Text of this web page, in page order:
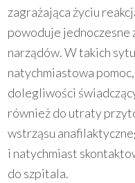
zagrażająca życiu
powoduje jednoczesne
narządów. W takich
natychmiastowa
dolegliwości
również do utraty
wstrząsu
i natychmiast
do szpitala.